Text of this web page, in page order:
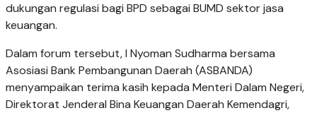
dukungan regulasi bagi BPD sebagai BUMD sektor jasa
keuangan.
Dalam forum tersebut, I Nyoman Sudharma bersama
Asosiasi Bank Pembangunan Daerah (ASBANDA)
menyampaikan terima kasih kepada Menteri Dalam Negeri,
Direktorat Jenderal Bina Keuangan Daerah Kemendagri,